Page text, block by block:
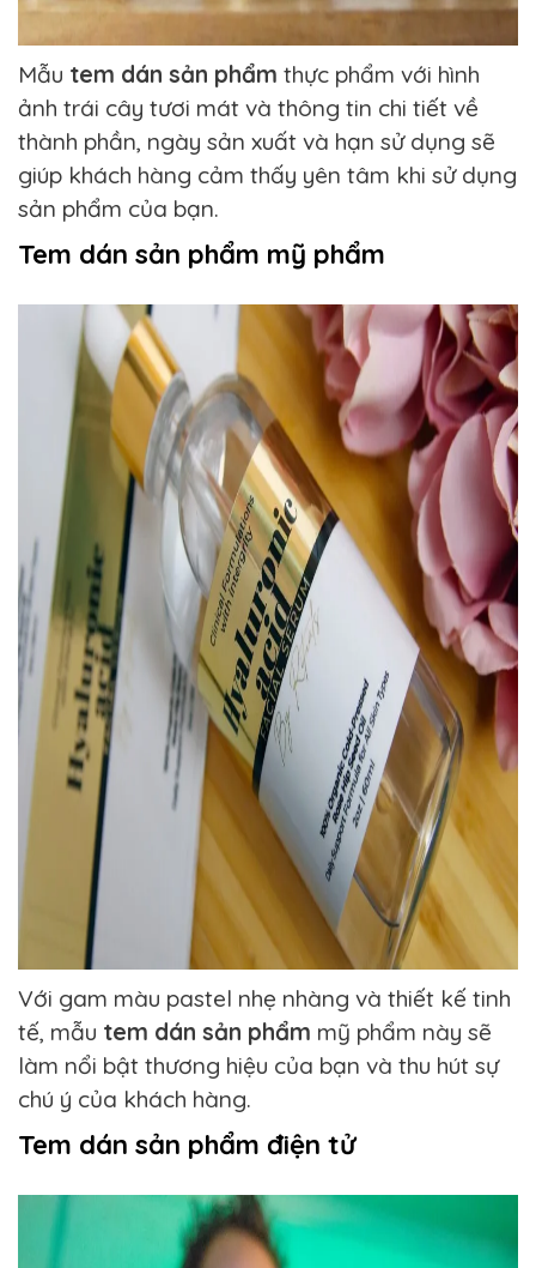
Mẫu tem dán sản phẩm thực phẩm với hình
ảnh trái cây tươi mát và thông tin chi tiết về
thành phần, ngày sản xuất và hạn sử dụng sẽ
giúp khách hàng cảm thấy yên tâm khi sử dụng
sản phẩm của bạn.
Tem dán sản phẩm mỹ phẩm
Với gam màu pastel nhẹ nhàng và thiết kế tinh
tế, mẫu tem dán sản phẩm mỹ phẩm này sẽ
làm nổi bật thương hiệu của bạn và thu hút sự
chú ý của khách hàng.
Tem dán sản phẩm điện tử